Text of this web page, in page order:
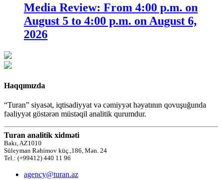
Media Review: From 4:00 p.m. on
August 5 to 4:00 p.m. on August 6,
2026
Haqqımızda
“Turan” siyasət, iqtisadiyyat və cəmiyyət həyatının qovuşuğunda
fəaliyyət göstərən müstəqil analitik qurumdur.
Turan analitik xidməti
Bakı, AZ1010
Süleyman Rəhimov küç.,186, Mən. 24
Tel.: (+99412) 440 11 96
agency@turan.az